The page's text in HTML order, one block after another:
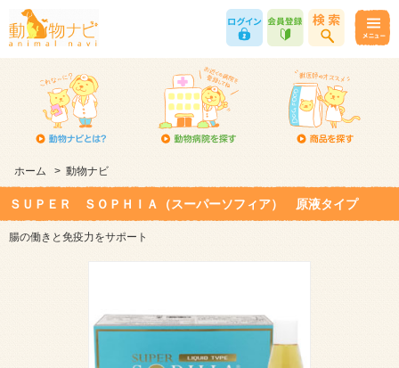
ホーム > 動物ナビ
ＳＵＰＥＲ ＳＯＰＨＩＡ（スーパーソフィア） 原液タイプ
腸の働きと免疫力をサポート